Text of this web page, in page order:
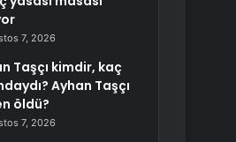
7, 2026
Taşçı kimdir, kaç
Ayhan Taşçı
öldü?
7, 2026